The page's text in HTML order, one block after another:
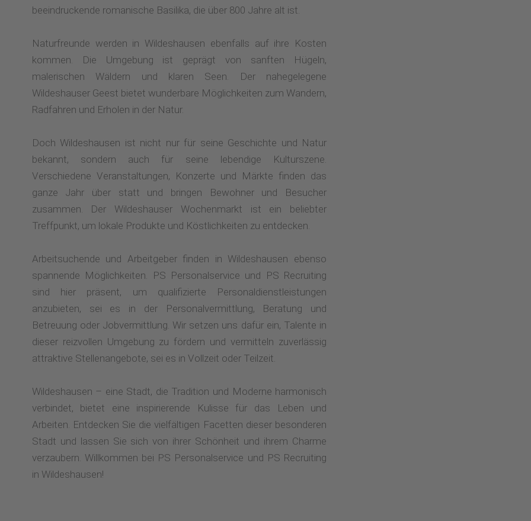
beeindruckende romanische Basilika, die über 800 Jahre alt ist.
Naturfreunde werden in Wildeshausen ebenfalls auf ihre Kosten
kommen. Die Umgebung ist geprägt von sanften Hügeln,
malerischen Wäldern und klaren Seen. Der nahegelegene
Wildeshauser Geest bietet wunderbare Möglichkeiten zum Wandern,
Radfahren und Erholen in der Natur.
Doch Wildeshausen ist nicht nur für seine Geschichte und Natur
bekannt, sondern auch für seine lebendige Kulturszene.
Verschiedene Veranstaltungen, Konzerte und Märkte finden das
ganze Jahr über statt und bringen Bewohner und Besucher
zusammen. Der Wildeshauser Wochenmarkt ist ein beliebter
Treffpunkt, um lokale Produkte und Köstlichkeiten zu entdecken.
Arbeitsuchende und Arbeitgeber finden in Wildeshausen ebenso
spannende Möglichkeiten. PS Personalservice und PS Recruiting
sind hier präsent, um qualifizierte Personaldienstleistungen
anzubieten, sei es in der Personalvermittlung, Beratung und
Betreuung oder Jobvermittlung. Wir setzen uns dafür ein, Talente in
dieser reizvollen Umgebung zu fördern und vermitteln zuverlässig
attraktive Stellenangebote, sei es in Vollzeit oder Teilzeit.
Wildeshausen – eine Stadt, die Tradition und Moderne harmonisch
verbindet, bietet eine inspirierende Kulisse für das Leben und
Arbeiten. Entdecken Sie die vielfältigen Facetten dieser besonderen
Stadt und lassen Sie sich von ihrer Schönheit und ihrem Charme
verzaubern. Willkommen bei PS Personalservice und PS Recruiting
in Wildeshausen!